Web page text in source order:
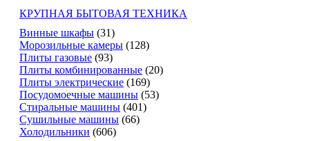
КРУПНАЯ БЫТОВАЯ ТЕХНИКА
Винные шкафы (31)
Морозильные камеры (128)
Плиты газовые (93)
Плиты комбинированные (20)
Плиты электрические (169)
Посудомоечные машины (53)
Стиральные машины (401)
Сушильные машины (66)
Холодильники (606)